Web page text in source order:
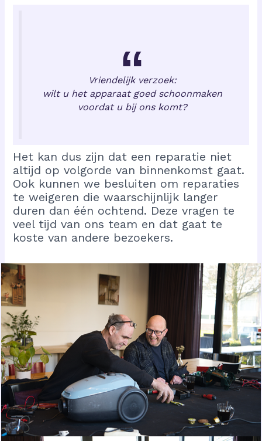
Vriendelijk verzoek:
wilt u het apparaat goed schoonmaken
voordat u bij ons komt?
Het kan dus zijn dat een reparatie niet
altijd op volgorde van binnenkomst gaat.
Ook kunnen we besluiten om reparaties
te weigeren die waarschijnlijk langer
duren dan één ochtend. Deze vragen te
veel tijd van ons team en dat gaat te
koste van andere bezoekers.